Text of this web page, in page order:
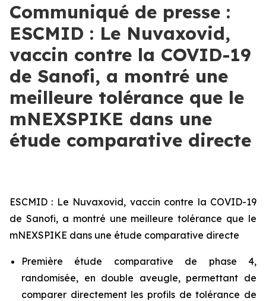
Communiqué de presse :
ESCMID : Le Nuvaxovid,
vaccin contre la COVID-19
de Sanofi, a montré une
meilleure tolérance que le
mNEXSPIKE dans une
étude comparative directe
ESCMID : Le Nuvaxovid, vaccin contre la COVID-19
de Sanofi, a montré une meilleure tolérance que le
mNEXSPIKE dans une étude comparative directe
Première étude comparative de phase 4,
randomisée, en double aveugle, permettant de
comparer directement les profils de tolérance de